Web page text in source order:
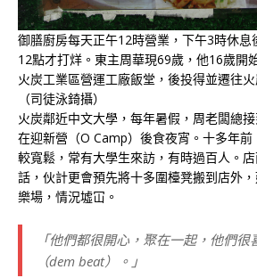
御膳廚房每天正午12時營業，下午3時休
12點才打烊。東主周華現69歲，他16歲開
火炭工業區營運工廠飯堂，後投得並遷往
（司徒泳錡攝）
火炭鄰近中文大學，每年暑假，周老闆總
在迎新營（O Camp）後食夜宵。十多年
較寬鬆，常有大學生來訪，有時過百人。
話，伙計更會預先將十多圍檯凳搬到店外
樂場，情況墟冚。
「他們都很開心，聚在一起，他們
（dem beat）。」